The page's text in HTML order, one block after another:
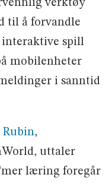
verktøy
til å forvandle
spill
mobilenheter
i sanntid
Rubin,
uttaler
læring foregår